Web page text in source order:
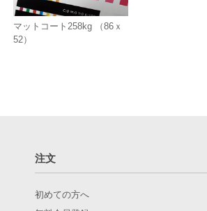
マットコート258kg （86ｘ
52）
注文
初めての方へ